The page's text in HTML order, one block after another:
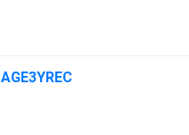
AGE3YREC